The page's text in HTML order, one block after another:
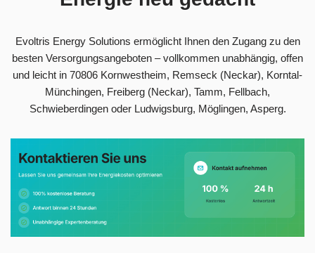
Evoltris Energy Solutions ermöglicht Ihnen den Zugang zu den
besten Versorgungsangeboten – vollkommen unabhängig, offen
und leicht in 70806 Kornwestheim, Remseck (Neckar), Korntal-
Münchingen, Freiberg (Neckar), Tamm, Fellbach,
Schwieberdingen oder Ludwigsburg, Möglingen, Asperg.